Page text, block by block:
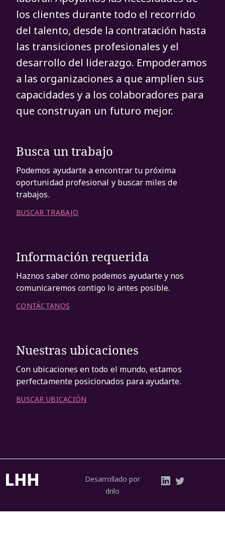
los clientes durante todo el recorrido
del talento, desde la contratación hasta
las transiciones profesionales y el
desarrollo del liderazgo. Empoderamos
a las organizaciones a que amplíen sus
capacidades y a los colaboradores para
que construyan un futuro mejor.
Busca un trabajo
Podemos ayudarte a encontrar tu próxima
oportunidad profesional y buscar miles de
trabajos.
BUSCAR TRABAJO
Información requerida
Haznos saber cómo podemos ayudarte y nos
comunicaremos contigo lo antes posible.
CONTÁCTANOS
Nuestras ubicaciones
Con ubicaciones en todo el mundo, estamos
perfectamente posicionados para ayudarte.
BUSCAR UBICACIÓN
Desarrollado por
drilo